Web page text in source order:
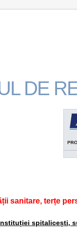
DE
sanitare, terțe
spitalicești,